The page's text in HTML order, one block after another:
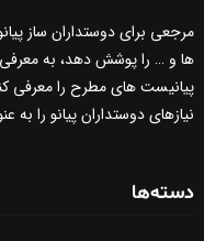
مرجعی برای دوستداران ساز
ها و … را پوشش دهد، به معرفی
پیانیست های مطرح را معرفی
نیازهای دوستداران پیانو را
دسته‌ها